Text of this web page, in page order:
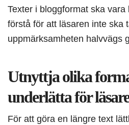
Texter i bloggformat ska
förstå för att läsaren inte ska
uppmärksamheten halvvägs
Utnyttja olika
underlätta för
För att göra en längre text